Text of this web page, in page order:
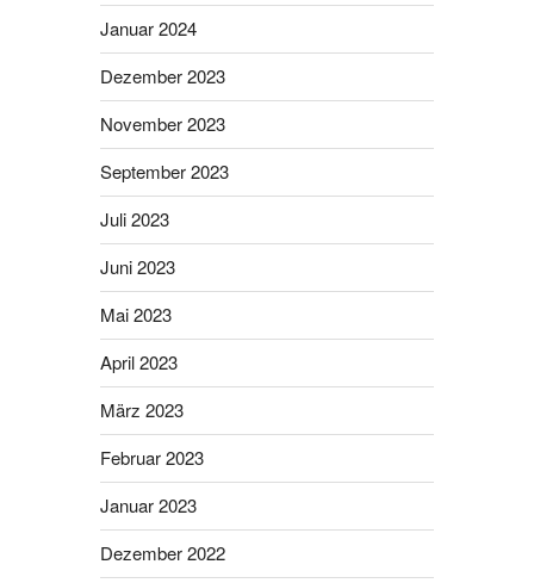
Januar 2024
Dezember 2023
November 2023
September 2023
Juli 2023
Juni 2023
Mai 2023
April 2023
März 2023
Februar 2023
Januar 2023
Dezember 2022